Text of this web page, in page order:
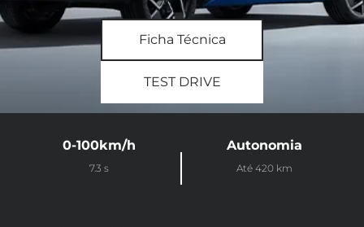
Ficha Técnica
TEST DRIVE
0-100km/h
7.3 s
Autonomia
Até 420 km